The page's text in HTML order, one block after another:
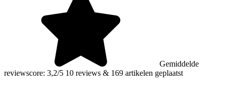
Gemiddelde
reviewscore: 3,2/5 10 reviews & 169 artikelen geplaatst